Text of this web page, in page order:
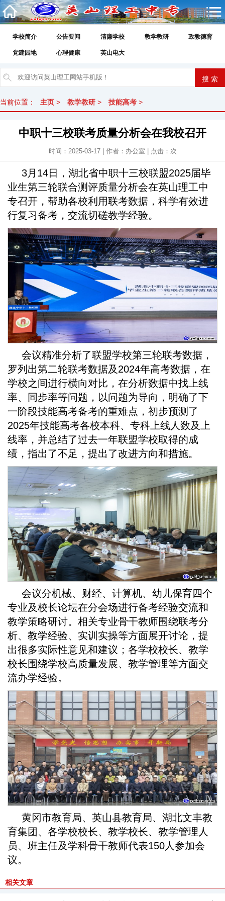
学校简介 公告要闻 清廉学校 教学教研 政教德育
党建园地 心理健康 英山电大
当前位置： 主页 > 教学教研 > 技能高考 >
中职十三校联考质量分析会在我校召开
时间：2025-03-17 | 作者：办公室 | 点击： 次
3月14日，湖北省中职十三校联盟2025届毕
业生第三轮联合测评质量分析会在英山理工中
专召开，帮助各校利用联考数据，科学有效进
行复习备考，交流切磋教学经验。
会议精准分析了联盟学校第三轮联考数据，
罗列出第二轮联考数据及2024年高考数据，在
学校之间进行横向对比，在分析数据中找上线
率、同步率等问题，以问题为导向，明确了下
一阶段技能高考备考的重难点，初步预测了
2025年技能高考各校本科、专科上线人数及上
线率，并总结了过去一年联盟学校取得的成
绩，指出了不足，提出了改进方向和措施。
会议分机械、财经、计算机、幼儿保育四个
专业及校长论坛在分会场进行备考经验交流和
教学策略研讨。相关专业骨干教师围绕联考分
析、教学经验、实训实操等方面展开讨论，提
出很多实际性意见和建议；各学校校长、教学
校长围绕学校高质量发展、教学管理等方面交
流办学经验。
黄冈市教育局、英山县教育局、湖北文丰教
育集团、各学校校长、教学校长、教学管理人
员、班主任及学科骨干教师代表150人参加会
议。
相关文章